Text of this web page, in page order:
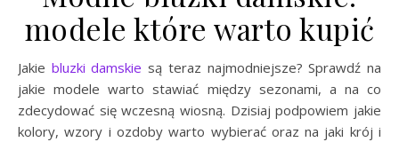
modele które warto kupić
Jakie bluzki damskie są teraz najmodniejsze? Sprawdź na
jakie modele warto stawiać między sezonami, a na co
zdecydować się wczesną wiosną. Dzisiaj podpowiem jakie
kolory, wzory i ozdoby warto wybierać oraz na jaki krój i